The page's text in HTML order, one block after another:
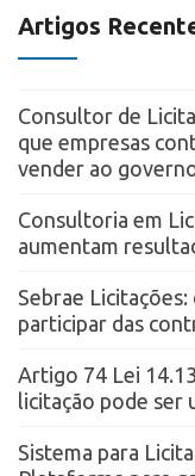
Artigos
Consultor de
que empresas
vender ao
Consultoria em
aumentam
Sebrae
participar das
Artigo 74 Lei
licitação pode ser
Sistema para